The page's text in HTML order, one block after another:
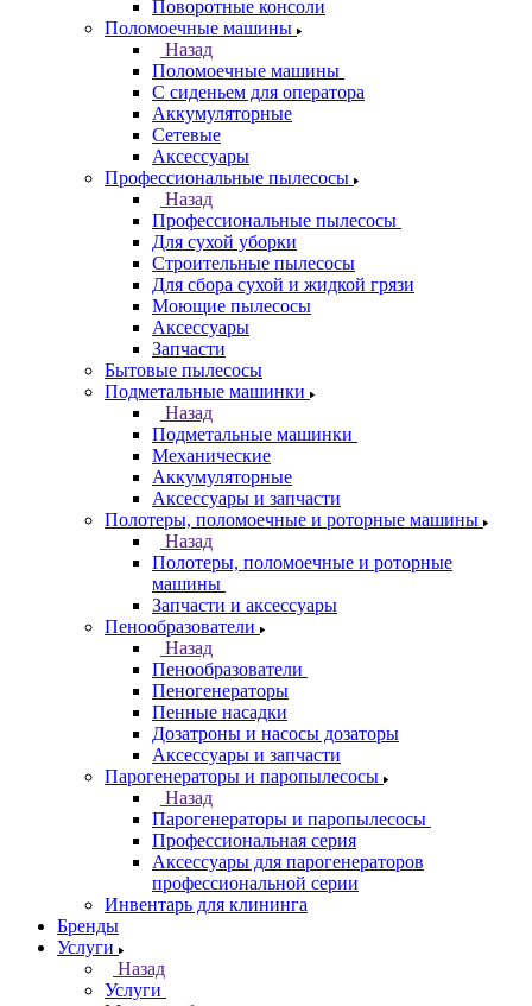
Поворотные консоли
Поломоечные машины
Назад
Поломоечные машины
С сиденьем для оператора
Аккумуляторные
Сетевые
Аксессуары
Профессиональные пылесосы
Назад
Профессиональные пылесосы
Для сухой уборки
Строительные пылесосы
Для сбора сухой и жидкой грязи
Моющие пылесосы
Аксессуары
Запчасти
Бытовые пылесосы
Подметальные машинки
Назад
Подметальные машинки
Механические
Аккумуляторные
Аксессуары и запчасти
Полотеры, поломоечные и роторные машины
Назад
Полотеры, поломоечные и роторные
машины
Запчасти и аксессуары
Пенообразователи
Назад
Пенообразователи
Пеногенераторы
Пенные насадки
Дозатроны и насосы дозаторы
Аксессуары и запчасти
Парогенераторы и паропылесосы
Назад
Парогенераторы и паропылесосы
Профессиональная серия
Аксессуары для парогенераторов
профессиональной серии
Инвентарь для клининга
Бренды
Услуги
Назад
Услуги